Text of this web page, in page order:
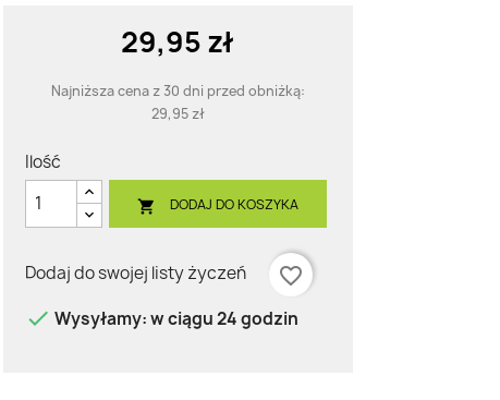
29,95 zł
Najniższa cena z 30 dni przed obniżką:
29,95 zł
Ilość
 DODAJ DO KOSZYKA
Dodaj do swojej listy życzeń
favorite_border
 Wysyłamy: w ciągu 24 godzin